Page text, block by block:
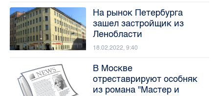
На рынок Петербурга
зашел застройщик из
Ленобласти
18.02.2022, 9:40
В Москве
отреставрируют особняк
из романа "Мастер и